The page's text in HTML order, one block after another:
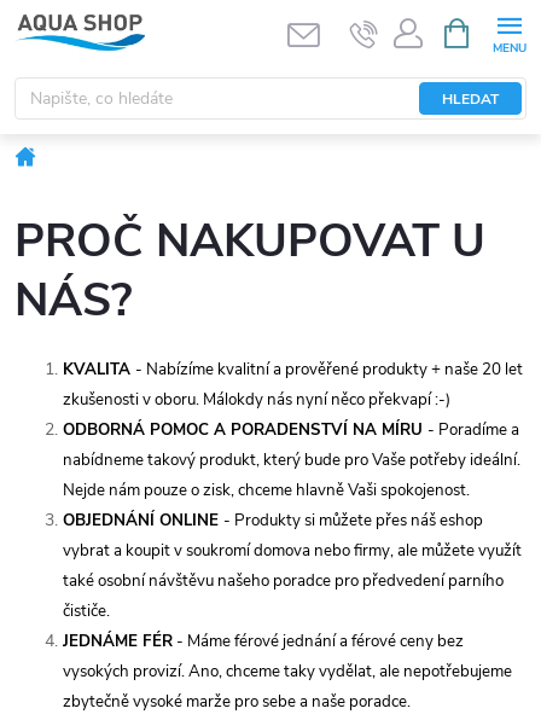
Přejít
na
obsah
HLEDAT
NÁKUPNÍ
KOŠÍK
PROČ NAKUPOVAT U
NÁS?
KVALITA - Nabízíme kvalitní a prověřené produkty + naše 20 let
zkušenosti v oboru. Málokdy nás nyní něco překvapí :-)
ODBORNÁ POMOC A PORADENSTVÍ NA MÍRU - Poradíme a
nabídneme takový produkt, který bude pro Vaše potřeby ideální.
Nejde nám pouze o zisk, chceme hlavně Vaši spokojenost.
OBJEDNÁNÍ ONLINE - Produkty si můžete přes náš eshop
vybrat a koupit v soukromí domova nebo firmy, ale můžete využít
také osobní návštěvu našeho poradce pro předvedení parního
čističe.
JEDNÁME FÉR - Máme férové jednání a férové ceny bez
vysokých provizí. Ano, chceme taky vydělat, ale nepotřebujeme
zbytečně vysoké marže pro sebe a naše poradce.